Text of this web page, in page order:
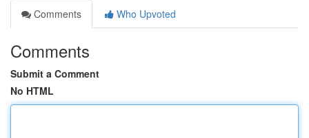
Comments
Who Upvoted
Comments
Submit a Comment
No HTML